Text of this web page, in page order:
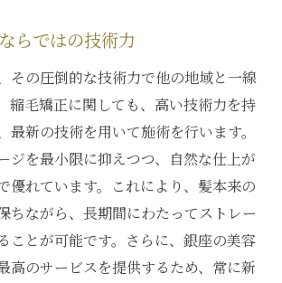
らではの技術力
その圧倒的な技術力で他の地域と一線
縮毛矯正に関しても、高い技術力を持
最新の技術を用いて施術を行います。
ジを最小限に抑えつつ、自然な仕上が
優れています。これにより、髪本来の
ちながら、長期間にわたってストレー
ことが可能です。さらに、銀座の美容
高のサービスを提供するため、常に新